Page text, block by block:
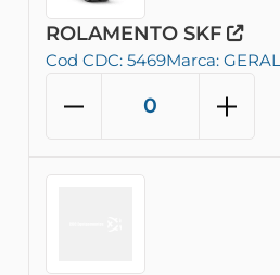
ROLAMENTO SKF
Cod CDC: 5469Marca: GERAL